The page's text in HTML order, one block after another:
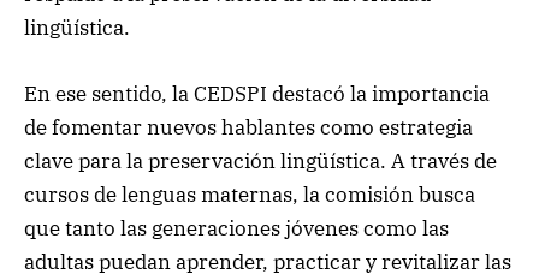
lingüística.
En ese sentido, la CEDSPI destacó la importancia
de fomentar nuevos hablantes como estrategia
clave para la preservación lingüística. A través de
cursos de lenguas maternas, la comisión busca
que tanto las generaciones jóvenes como las
adultas puedan aprender, practicar y revitalizar las